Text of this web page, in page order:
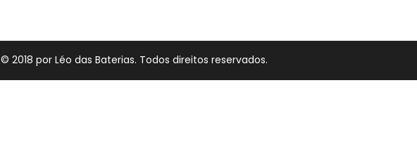
© 2018 por Léo das Baterias. Todos direitos reservados.